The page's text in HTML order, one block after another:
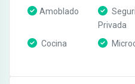
Amoblado
Privada
Cocina